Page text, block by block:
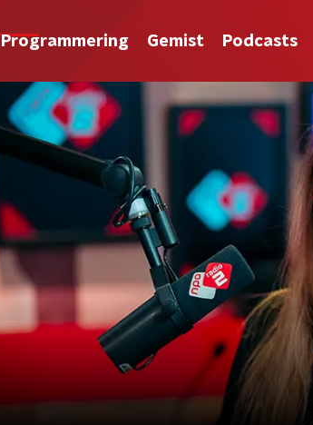
Programmering Gemist Podcasts